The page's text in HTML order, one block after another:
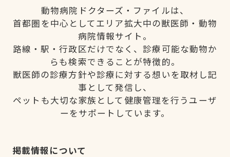
動物病院ドクターズ・ファイルは、
首都圏を中心としてエリア拡大中の獣医師・動物
病院情報サイト。
路線・駅・行政区だけでなく、診療可能な動物か
らも検索できることが特徴的。
獣医師の診療方針や診療に対する想いを取材し記
事として発信し、
ペットも大切な家族として健康管理を行うユーザ
ーをサポートしています。
掲載情報について